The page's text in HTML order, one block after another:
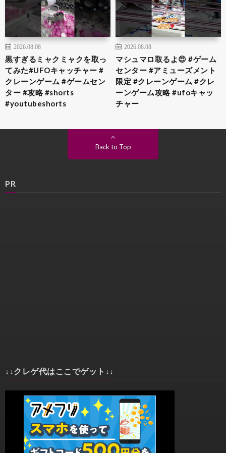
2026.08.08
黒すぎるミャクミャクを取っ
てみた#UFOキャッチャー #
クレーンゲーム #ゲームセン
ター #攻略 #shorts
#youtubeshorts
2026.08.08
マシュマロ取るよ😍 #ゲーム
センター #アミューズメント
限定 #クレーンゲーム #クレ
ーンゲーム攻略 #ufoキャッ
チャー
Back to Top
PR
↓↓クレゲ代はここでゲット↓↓